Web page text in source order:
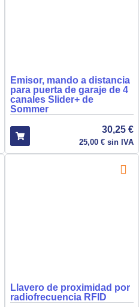
Emisor, mando a distancia
para puerta de garaje de 4
canales Slider+ de
Sommer
30,25 €
25,00 € sin IVA
Llavero de proximidad por
radiofrecuencia RFID